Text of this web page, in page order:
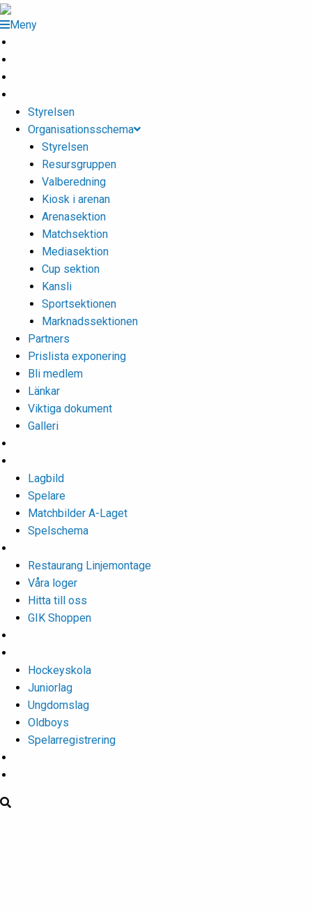
Meny
Styrelsen
Organisationsschema
Styrelsen
Resursgruppen
Valberedning
Kiosk i arenan
Arenasektion
Matchsektion
Mediasektion
Cup sektion
Kansli
Sportsektionen
Marknadssektionen
Partners
Prislista exponering
Bli medlem
Länkar
Viktiga dokument
Galleri
Lagbild
Spelare
Matchbilder A-Laget
Spelschema
Restaurang Linjemontage
Våra loger
Hitta till oss
GIK Shoppen
Hockeyskola
Juniorlag
Ungdomslag
Oldboys
Spelarregistrering